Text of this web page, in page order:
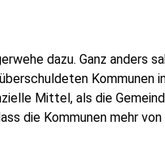
dazu. Ganz anders
Kommunen
Mittel, als die
die Kommunen mehr von